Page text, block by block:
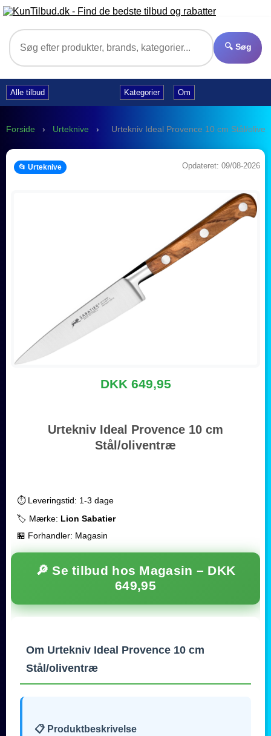
🔍 Søg
Alle tilbud Kategorier Om
Forside › Urteknive › Urtekniv Ideal Provence 10 cm Stål/
📂 Urteknive Opdateret: 09/08-2026
DKK 649,95
Urtekniv Ideal Provence 10 cm
Stål/oliventræ
⏱️ Leveringstid: 1-3 dage
🏷️ Mærke: Lion Sabatier
🏪 Forhandler: Magasin
🔎 Se tilbud hos Magasin – DKK
649,95
Om Urtekniv Ideal Provence 10 cm
Stål/oliventræ
📋 Produktbeskrivelse